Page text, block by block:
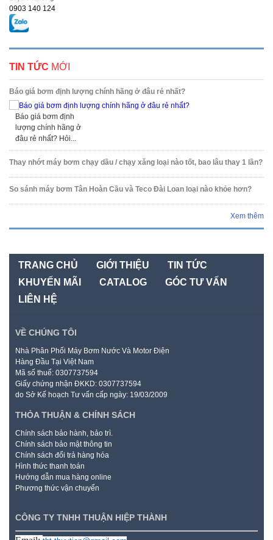
0903 140 124
TIN TỨC MỚI
Báo giá bơm định lượng chính hãng ở đâu rẻ nhất?
Báo giá bơm định
lượng chính hãng ở
đâu rẻ nhất? Hỏi...
Thay nhớt máy bơm chạy dầu / chạy xăng loại nào tốt, bao lâu thay 1 lần?
So sánh máy bơm Tân Hoàn Cầu và Teco Đài Loan loại nào khỏe hơn?
Xem thêm
TRANG CHỦ GIỚI THIỆU
TIN TỨC
KHUYẾN MÃI
CATALOG
GÓC TƯ VẤN
LIÊN HỆ
VỀ CHÚNG TÔI
Nhà Phân Phối Máy Bơm Nước Và Motor Điện
Hàng Đầu Tại Việt Nam
Mã số thuế: 0307737594
Giấy chứng nhận ĐKKD: 0307737594
do Sở Kế hoạch Tư vấn cấp ngày: 19/03/2009
THỎA THUẬN & CHÍNH SÁCH
Chính sách bảo hành, bảo trì.
Chính sách bảo mật thông tin
Chính sách đổi trả hàng hóa
Hình thức thanh toán
Hướng dẫn mua hàng online
Phương thức vận chuyển
CÔNG TY TNHH THUẬN HIỆP THÀNH